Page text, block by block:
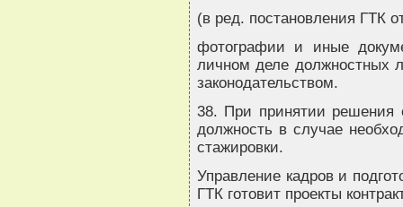
(в ред. постановления ГТК
фотографии и иные
личном деле должностных
законодательством.
38. При принятии решения
должность в случае
стажировки.
Управление кадров и
ГТК готовит проекты